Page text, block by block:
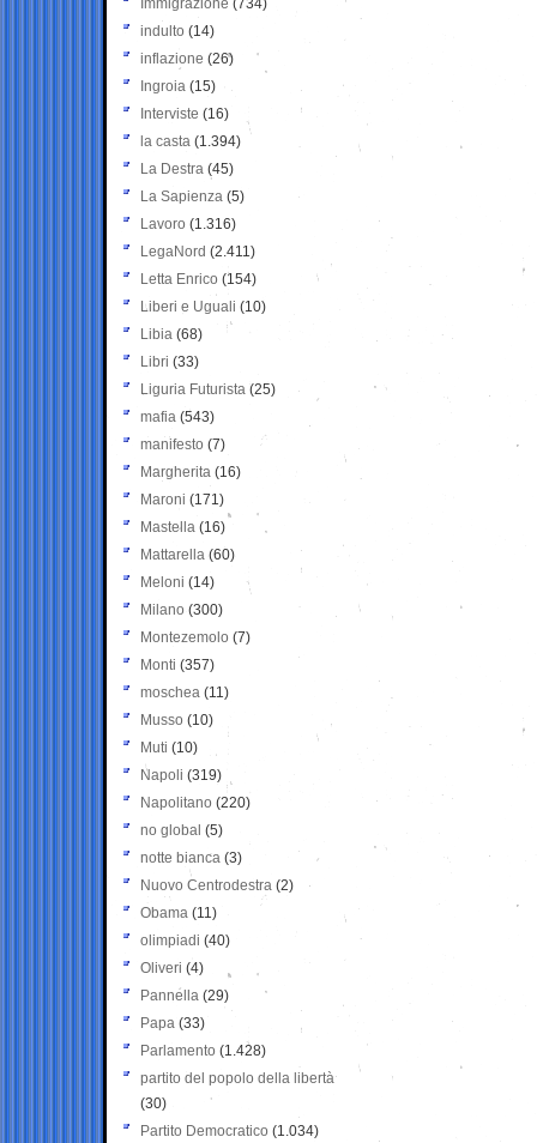
Immigrazione (734)
indulto (14)
inflazione (26)
Ingroia (15)
Interviste (16)
la casta (1.394)
La Destra (45)
La Sapienza (5)
Lavoro (1.316)
LegaNord (2.411)
Letta Enrico (154)
Liberi e Uguali (10)
Libia (68)
Libri (33)
Liguria Futurista (25)
mafia (543)
manifesto (7)
Margherita (16)
Maroni (171)
Mastella (16)
Mattarella (60)
Meloni (14)
Milano (300)
Montezemolo (7)
Monti (357)
moschea (11)
Musso (10)
Muti (10)
Napoli (319)
Napolitano (220)
no global (5)
notte bianca (3)
Nuovo Centrodestra (2)
Obama (11)
olimpiadi (40)
Oliveri (4)
Pannella (29)
Papa (33)
Parlamento (1.428)
partito del popolo della libertà
(30)
Partito Democratico (1.034)